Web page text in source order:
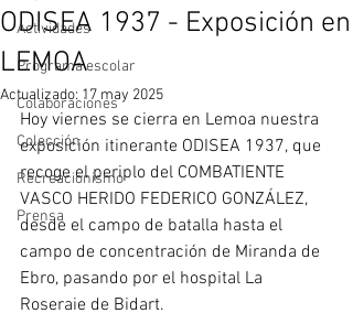
Actividades
Programa escolar
Colaboraciones
Colección
Recreacionismo
Prensa
ODISEA 1937 - Exposición en
LEMOA
Actualizado: 17 may 2025
Hoy viernes se cierra en Lemoa nuestra
exposición itinerante ODISEA 1937, que
recoge el periplo del COMBATIENTE
VASCO HERIDO FEDERICO GONZÁLEZ,
desde el campo de batalla hasta el
campo de concentración de Miranda de
Ebro, pasando por el hospital La
Roseraie de Bidart.